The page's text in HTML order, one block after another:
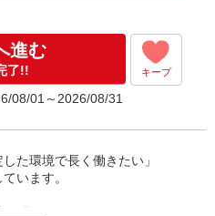
進む
了!! キープ
08/01～2026/08/31
た環境で長く働きたい」
います。